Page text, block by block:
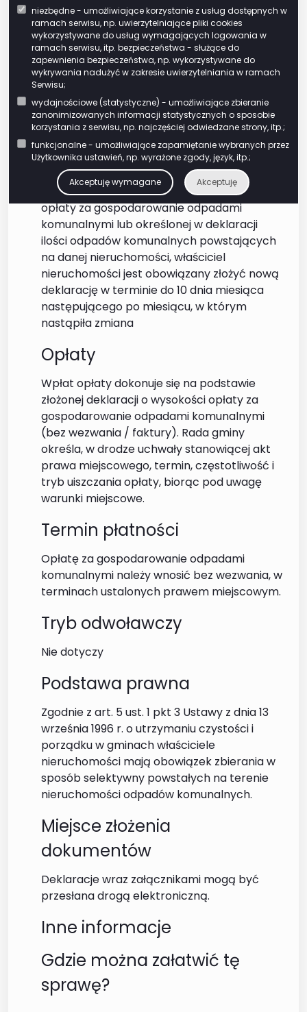
niezbędne - umożliwiające korzystanie z usług dostępnych w
ramach serwisu, np. uwierzytelniające pliki cookies
wykorzystywane do usług wymagających logowania w
ramach serwisu, itp. bezpieczeństwa - służące do
zapewnienia bezpieczeństwa, np. wykorzystywane do
wykrywania nadużyć w zakresie uwierzytelniania w ramach
Serwisu;
wydajnościowe (statystyczne) - umożliwiające zbieranie
zanonimizowanych informacji statystycznych o sposobie
korzystania z serwisu, np. najczęściej odwiedzane strony, itp.;
funkcjonalne - umożliwiające zapamiętanie wybranych przez
Użytkownika ustawień, np. wyrażone zgody, język, itp.;
Akceptuję wymagane Akceptuję
Wymagane dokumenty
Właściciel nieruchomości jest obowiązany
złożyć do wójta, burmistrza lub prezydenta
miasta deklarację o wysokości opłaty za
gospodarowanie odpadami komunalnymi w
terminie 14 dni od dnia zamieszkania na
danej nieruchomości pierwszego
mieszkańca lub powstania na danej
nieruchomości odpadów komunalnych. W
przypadku zmiany danych będących
podstawą ustalenia wysokości należnej
opłaty za gospodarowanie odpadami
komunalnymi lub określonej w deklaracji
ilości odpadów komunalnych powstających
na danej nieruchomości, właściciel
nieruchomości jest obowiązany złożyć nową
deklarację w terminie do 10 dnia miesiąca
następującego po miesiącu, w którym
nastąpiła zmiana
Opłaty
Wpłat opłaty dokonuje się na podstawie
złożonej deklaracji o wysokości opłaty za
gospodarowanie odpadami komunalnymi
(bez wezwania / faktury). Rada gminy
określa, w drodze uchwały stanowiącej akt
prawa miejscowego, termin, częstotliwość i
tryb uiszczania opłaty, biorąc pod uwagę
warunki miejscowe.
Termin płatności
Opłatę za gospodarowanie odpadami
komunalnymi należy wnosić bez wezwania, w
terminach ustalonych prawem miejscowym.
Tryb odwoławczy
Nie dotyczy
Podstawa prawna
Zgodnie z art. 5 ust. 1 pkt 3 Ustawy z dnia 13
września 1996 r. o utrzymaniu czystości i
porządku w gminach właściciele
nieruchomości mają obowiązek zbierania w
sposób selektywny powstałych na terenie
nieruchomości odpadów komunalnych.
Miejsce złożenia
dokumentów
Deklaracje wraz załącznikami mogą być
przesłana drogą elektroniczną.
Inne informacje
Gdzie można załatwić tę
sprawę?